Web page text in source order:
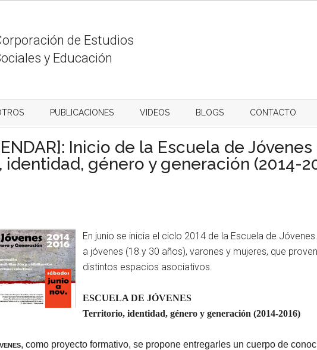
de Estudios
y Educación
PUBLICACIONES VIDEOS BLOGS CONTACTO
Inicio de la Escuela de Jóvenes
identidad, género y generación (2014-
En junio se inicia el ciclo 2014 de la Escuela de
a jóvenes (18 y 30 años), varones y mujeres, que
distintos espacios asociativos.
ESCUELA DE JÓVENES
Territorio, identidad, género y generación (2014-2016)
, como proyecto formativo, se propone entregarles un cuerpo de